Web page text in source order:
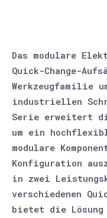
Das modulare
Quick-Change-
Werkzeugfamilie
industriellen
Serie erweitert
um ein
modulare
Konfiguration
in zwei
verschiedenen
bietet die Lösung